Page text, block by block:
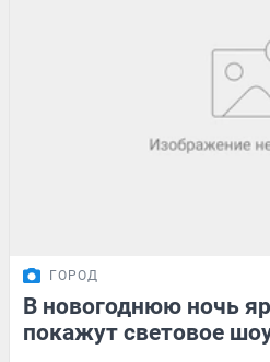
ГОРОД
В новогоднюю ночь
покажут световое